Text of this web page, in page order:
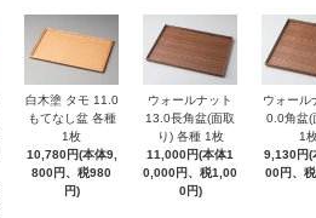
白木塗 タモ 11.0
もてなし盆 各種
1枚
10,780円(本体9,
800円、税980
円)
ウォールナット
13.0長角盆(面取
り) 各種 1枚
11,000円(本体1
0,000円、税1,00
0円)
ウォール
0.0角盆(
1
9,130円(
00円、